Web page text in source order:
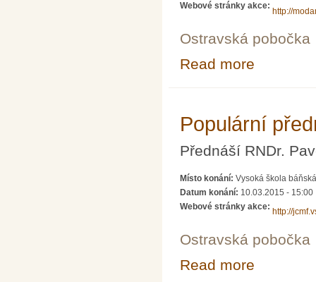
Webové stránky akce:
http://
Ostravská pobočka
Read more
Populární
Přednáší RNDr.
Místo konání: Vysoká škola
Datum konání: 10.03.2015 - 15:00
Webové stránky akce:
http://
Ostravská pobočka
Read more